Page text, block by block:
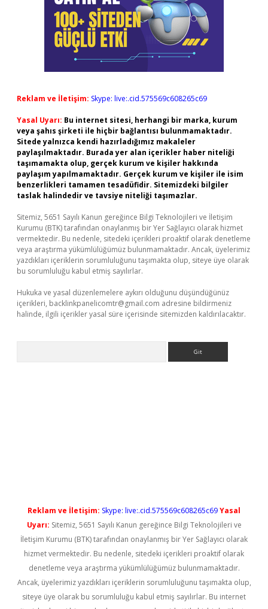
Reklam ve İletişim: Skype: live:.cid.575569c608265c69
Yasal Uyarı: Bu internet sitesi, herhangi bir marka, kurum
veya şahıs şirketi ile hiçbir bağlantısı bulunmamaktadır.
Sitede yalnızca kendi hazırladığımız makaleler
paylaşılmaktadır. Burada yer alan içerikler haber niteliği
taşımamakta olup, gerçek kurum ve kişiler hakkında
paylaşım yapılmamaktadır. Gerçek kurum ve kişiler ile isim
benzerlikleri tamamen tesadüfidir. Sitemizdeki bilgiler
taslak halindedir ve tavsiye niteliği taşımazlar.
Sitemiz, 5651 Sayılı Kanun gereğince Bilgi Teknolojileri ve İletişim
Kurumu (BTK) tarafından onaylanmış bir Yer Sağlayıcı olarak hizmet
vermektedir. Bu nedenle, sitedeki içerikleri proaktif olarak denetleme
veya araştırma yükümlülüğümüz bulunmamaktadır. Ancak, üyelerimiz
yazdıkları içeriklerin sorumluluğunu taşımakta olup, siteye üye olarak
bu sorumluluğu kabul etmiş sayılırlar.
Hukuka ve yasal düzenlemelere aykırı olduğunu düşündüğünüz
içerikleri, backlinkpanelicomtr@gmail.com adresine bildirmeniz
halinde, ilgili içerikler yasal süre içerisinde sitemizden kaldırılacaktır.
Reklam ve İletişim: Skype: live:.cid.575569c608265c69Yasal
Uyarı: Sitemiz, 5651 Sayılı Kanun gereğince Bilgi Teknolojileri ve
İletişim Kurumu (BTK) tarafından onaylanmış bir Yer Sağlayıcı olarak
hizmet vermektedir. Bu nedenle, sitedeki içerikleri proaktif olarak
denetleme veya araştırma yükümlülüğümüz bulunmamaktadır.
Ancak, üyelerimiz yazdıkları içeriklerin sorumluluğunu taşımakta olup,
siteye üye olarak bu sorumluluğu kabul etmiş sayılırlar. Bu internet